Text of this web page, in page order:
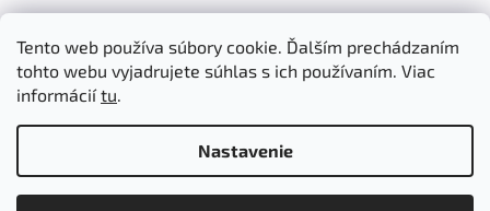
Tento web používa súbory cookie. Ďalším prechádzaním
tohto webu vyjadrujete súhlas s ich používaním. Viac
informáciítu.
Nastavenie
Facebook
Vytvoril Shoptet